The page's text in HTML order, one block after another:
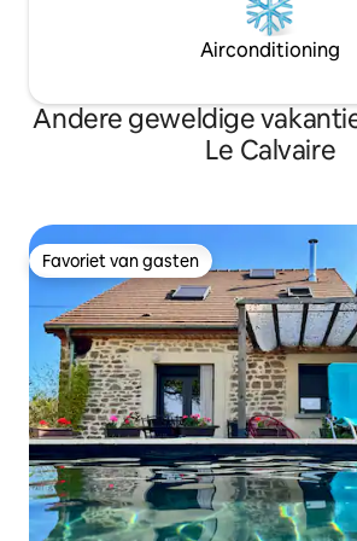
Airconditioning
Andere geweldige
Le Calvaire
Favoriet van gasten
Favoriet van gasten